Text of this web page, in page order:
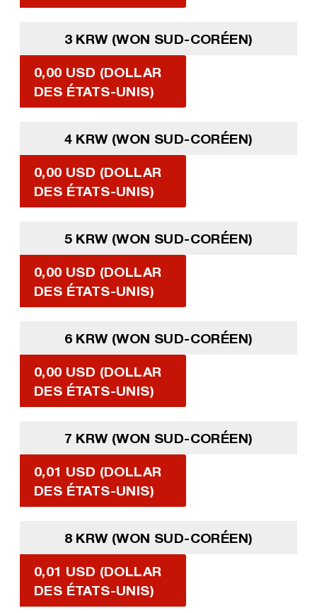
3 KRW (WON SUD-CORÉEN)
0,00 USD (DOLLAR
DES ÉTATS-UNIS)
4 KRW (WON SUD-CORÉEN)
0,00 USD (DOLLAR
DES ÉTATS-UNIS)
5 KRW (WON SUD-CORÉEN)
0,00 USD (DOLLAR
DES ÉTATS-UNIS)
6 KRW (WON SUD-CORÉEN)
0,00 USD (DOLLAR
DES ÉTATS-UNIS)
7 KRW (WON SUD-CORÉEN)
0,01 USD (DOLLAR
DES ÉTATS-UNIS)
8 KRW (WON SUD-CORÉEN)
0,01 USD (DOLLAR
DES ÉTATS-UNIS)